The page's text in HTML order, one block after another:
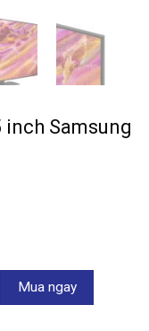
inch Samsung
QA65QN90F số lượng
Mua ngay